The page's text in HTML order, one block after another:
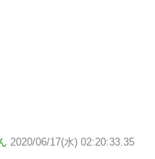
2020/06/17(水) 02:20:33.35